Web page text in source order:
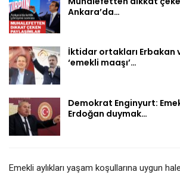
Ankara’da…
İktidar ortakları Erbakan
‘emekli maaşı’…
Demokrat Enginyurt:
Erdoğan duymak…
Emekli aylıkları yaşam koşullarına uygun